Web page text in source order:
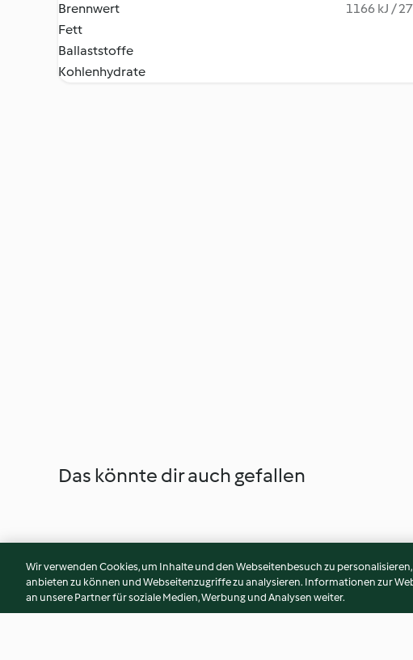
Brennwert
1166 kJ /
Fett
Ballaststoffe
Kohlenhydrate
Das könnte dir auch gefallen
Wir verwenden Cookies, um Inhalte und den Webseitenbesuch zu
anbieten zu können und Webseitenzugriffe zu analysieren. Informationen zur
an unsere Partner für soziale Medien, Werbung und Analysen weiter.